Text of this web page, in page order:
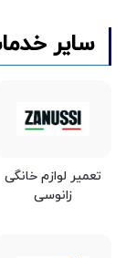
سایر
تعمیر لوازم خانگی
زانوسی